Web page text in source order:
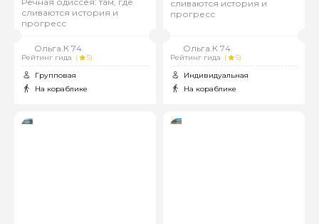
сливаются история и
прогресс
Ольга.К 74
Рейтинг гида (
5)
Групповая
На кораблике
сливаются история и
прогресс
Ольга.К 74
Рейтинг гида (
5)
Индивидуальная
На кораблике